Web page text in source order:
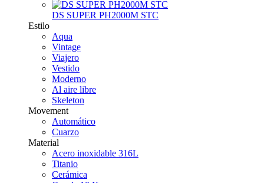
DS SUPER PH2000M STC
Estilo
Aqua
Vintage
Viajero
Vestido
Moderno
Al aire libre
Skeleton
Movement
Automático
Cuarzo
Material
Acero inoxidable 316L
Titanio
Cerámica